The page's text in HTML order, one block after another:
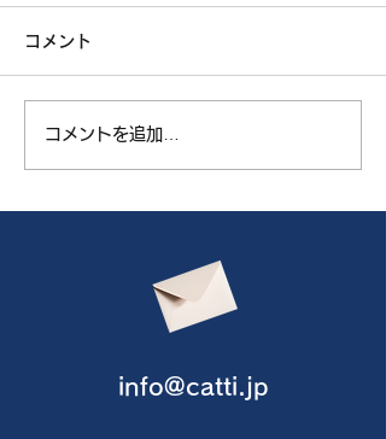
コメント
コメントを追加…
info@catti.jp